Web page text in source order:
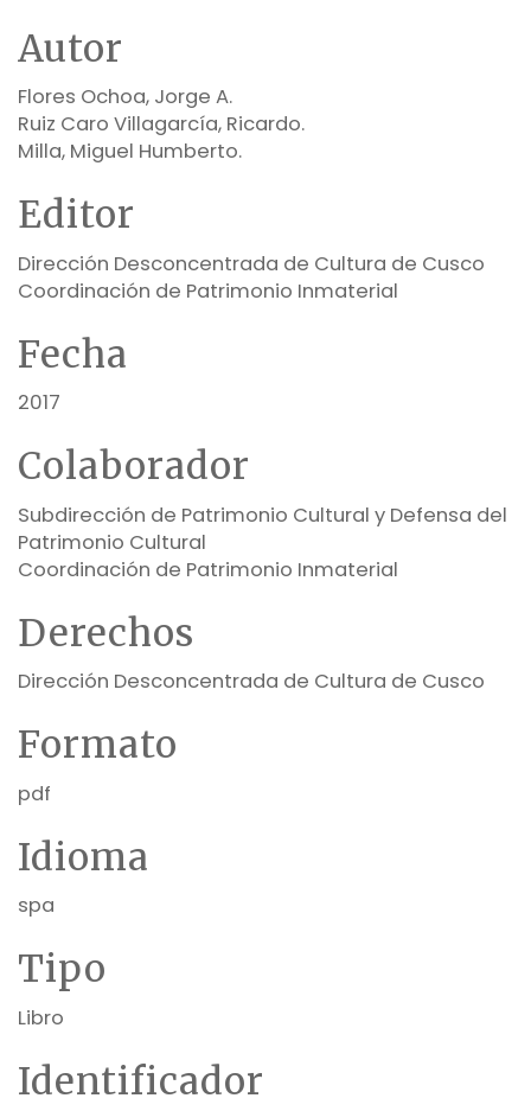
Autor
Flores Ochoa, Jorge A.
Ruiz Caro Villagarcía, Ricardo.
Milla, Miguel Humberto.
Editor
Dirección Desconcentrada de Cultura de Cusco
Coordinación de Patrimonio Inmaterial
Fecha
2017
Colaborador
Subdirección de Patrimonio Cultural y Defensa del
Patrimonio Cultural
Coordinación de Patrimonio Inmaterial
Derechos
Dirección Desconcentrada de Cultura de Cusco
Formato
pdf
Idioma
spa
Tipo
Libro
Identificador